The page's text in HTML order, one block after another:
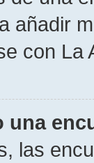
añadir
con La
una
las